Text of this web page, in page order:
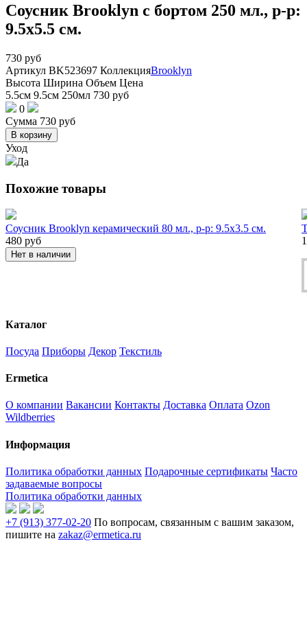
Соусник Brooklyn с бортом 250 мл., р-р:
9.5х5.5 см.
730 руб
Артикул BK523697 КоллекцияBrooklyn
Высота Ширина Объем Цена
5.5см 9.5см 250мл 730 руб
0
Сумма 730 руб
В корзину
Уход
Да
Похожие товары
Соусник Brooklyn керамический 80 мл., р-р: 9.5х3.5 см.
480 руб
Нет в наличии
Каталог
Посуда Приборы Декор Текстиль
Ermetica
О компании Вакансии Контакты Доставка Оплата Ozon
Wildberries
Информация
Политика обработки данных Подарочные сертификаты Часто
задаваемые вопросы
Политика обработки данных
+7 (913) 377-02-20 По вопросам, связанным с вашим заказом,
пишите на zakaz@ermetica.ru